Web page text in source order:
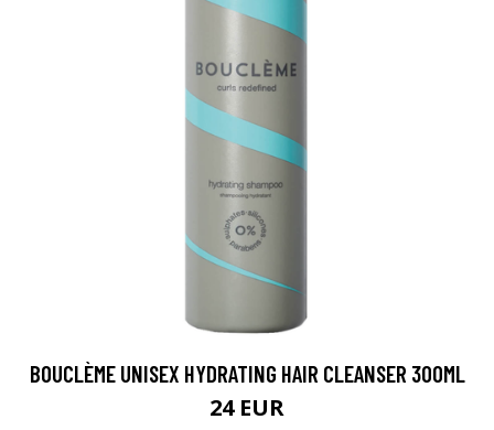
BOUCLÈME UNISEX HYDRATING HAIR CLEANSER 300ML
24 EUR